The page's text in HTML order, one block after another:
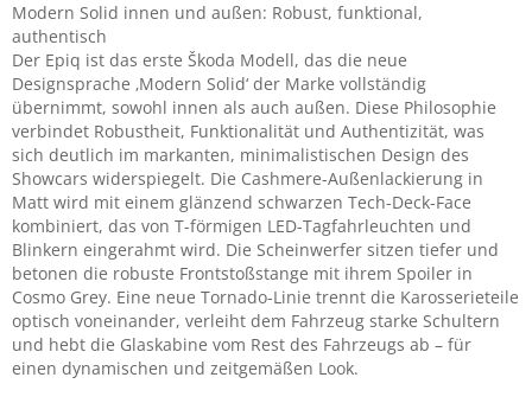
Modern Solid innen und außen: Robust, funktional,
authentisch
Der Epiq ist das erste Škoda Modell, das die neue
Designsprache ‚Modern Solid‘ der Marke vollständig
übernimmt, sowohl innen als auch außen. Diese Philosophie
verbindet Robustheit, Funktionalität und Authentizität, was
sich deutlich im markanten, minimalistischen Design des
Showcars widerspiegelt. Die Cashmere-Außenlackierung in
Matt wird mit einem glänzend schwarzen Tech-Deck-Face
kombiniert, das von T-förmigen LED-Tagfahrleuchten und
Blinkern eingerahmt wird. Die Scheinwerfer sitzen tiefer und
betonen die robuste Frontstoßstange mit ihrem Spoiler in
Cosmo Grey. Eine neue Tornado-Linie trennt die Karosserieteile
optisch voneinander, verleiht dem Fahrzeug starke Schultern
und hebt die Glaskabine vom Rest des Fahrzeugs ab – für
einen dynamischen und zeitgemäßen Look.